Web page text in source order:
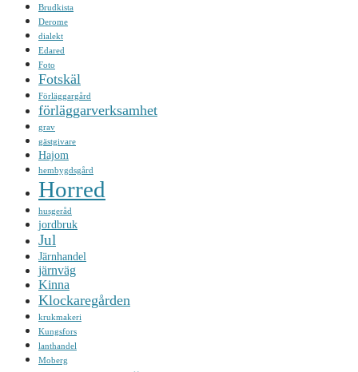
Brudkista
Derome
dialekt
Edared
Foto
Fotskäl
Förläggargård
förläggarverksamhet
grav
gästgivare
Hajom
hembygdsgård
Horred
husgeråd
jordbruk
Jul
Järnhandel
järnväg
Kinna
Klockaregården
krukmakeri
Kungsfors
lanthandel
Moberg